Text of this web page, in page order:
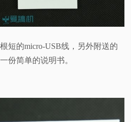
短的micro-USB线，另外附送的
份简单的说明书。